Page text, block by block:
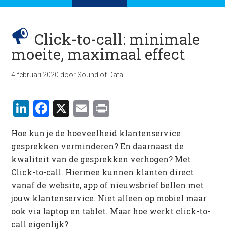
Click-to-call: minimale
moeite, maximaal effect
4 februari 2020 door Sound of Data
LinkedIn
Facebook
X Email
Hoe kun je de hoeveelheid klantenservice
gesprekken verminderen? En daarnaast de
kwaliteit van de gesprekken verhogen? Met
Click-to-call. Hiermee kunnen klanten direct
vanaf de website, app of nieuwsbrief bellen met
jouw klantenservice. Niet alleen op mobiel maar
ook via laptop en tablet. Maar hoe werkt click-to-
call eigenlijk?